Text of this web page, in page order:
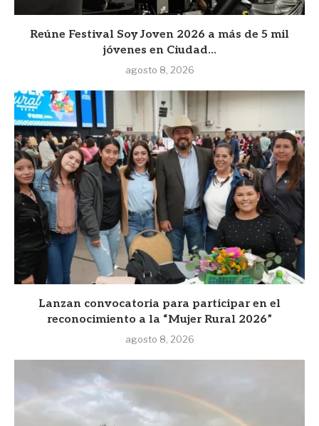
Reúne Festival Soy Joven 2026 a más de 5 mil
jóvenes en Ciudad...
agosto 8, 2026
Lanzan convocatoria para participar en el
reconocimiento a la “Mujer Rural 2026”
agosto 8, 2026